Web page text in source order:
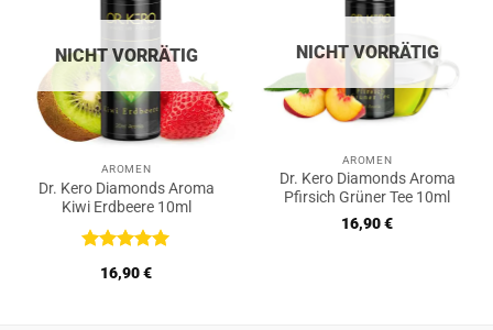
NICHT VORRÄTIG
AROMEN
Dr. Kero Diamonds Aroma
Kiwi Erdbeere 10ml
Bewertet
mit5von
16,90€
NICHT VORRÄTIG
AROMEN
Dr. Kero Diamonds Aroma
Pfirsich Grüner Tee 10ml
16,90€